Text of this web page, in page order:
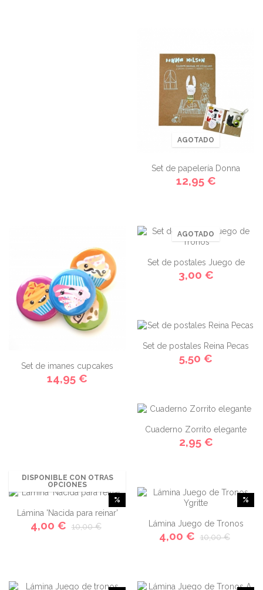
AGOTADO
Set de papelería Donna
Wilson
12,95 €
Set de imanes cupcakes
14,95 €
AGOTADO
Set de postales Juego de
Tronos
3,00 €
Set de postales Reina Pecas
5,50 €
Cuaderno Zorrito elegante
2,95 €
%
DISPONIBLE CON OTRAS
OPCIONES
Lámina 'Nacida para reinar'
4,00 € 10,00 €
%
Lámina Juego de Tronos
Ygritte
4,00 € 10,00 €